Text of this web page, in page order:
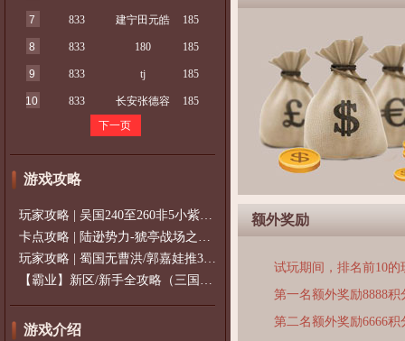
7 833 建宁田元皓 185
8 833 180 185
9 833 tj 185
10 833 长安张德容
185
下一页
游戏攻略
玩家攻略 | 吴国240至260非5小紫过策免
卡点攻略 | 陆逊势力-猇亭战场之陆逊
玩家攻略 | 蜀国无曹洪/郭嘉娃推375级，
【霸业】新区/新手全攻略（三国通用）2
游戏介绍
额外奖励
试玩期间，排名前10
第一名额外奖励8888积
第二名额外奖励6666积